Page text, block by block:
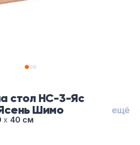
стол НС-3-Яс
Шимо
ещё
х 40 см
офисные
зона
растения